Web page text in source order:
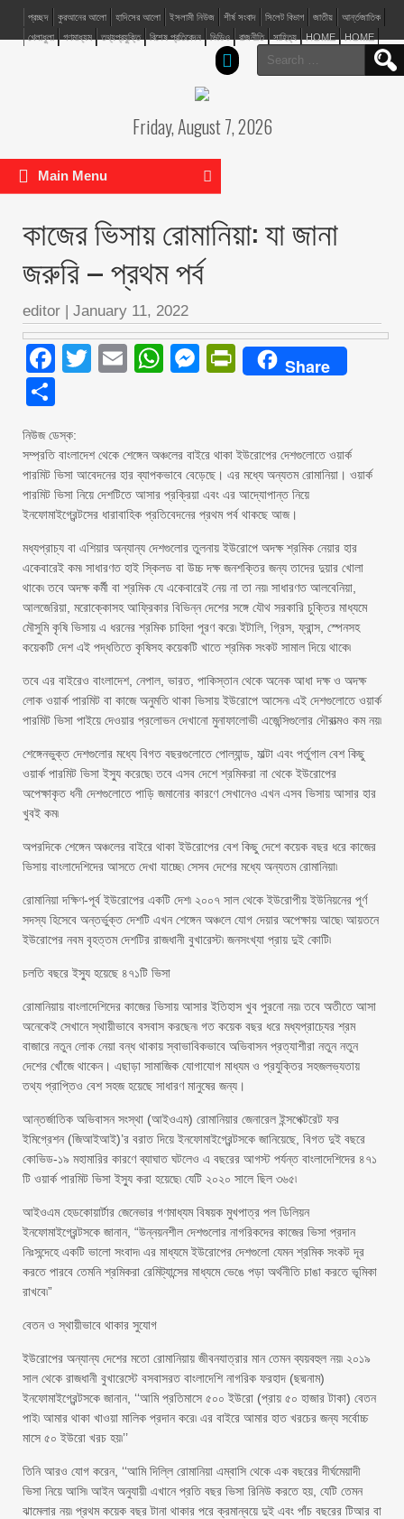
প্রচ্ছদ কুরআনের আলো হাদিসের আলো ইসলামী নিউজ শীর্ষ সংবাদ সিলেট বিভাগ জাতীয়
আর্ন্তজাতিক
খেলাধুলা
গণমাধ্যম তথ্যপ্রযুক্তি বিশেষ প্রতিবেদন ভিডিও রাজনীতি সাহিত্য HOME HOME
Search
for:
Friday, August 7, 2026
Main Menu
কাজের ভিসায় রোমানিয়া: যা জানা
জরুরি – প্রথম পর্ব
editor | January 11, 2022
Facebook
Twitter
EmailWhatsApp
Messenger
PrintFriendly
Share
নিউজ ডেস্ক:
সম্প্রতি বাংলাদেশ থেকে শেঙ্গেন অঞ্চলের বাইরে থাকা ইউরোপের দেশগুলোতে ওয়ার্ক
পারমিট ভিসা আবেদনের হার ব্যাপকভাবে বেড়েছে। এর মধ্যে অন্যতম রোমানিয়া। ওয়ার্ক
পারমিট ভিসা নিয়ে দেশটিতে আসার প্রক্রিয়া এবং এর আদ্যোপান্ত নিয়ে
ইনফোমাইগ্রেন্টসের ধারাবাহিক প্রতিবেদনের প্রথম পর্ব থাকছে আজ।
মধ্যপ্রাচ্য বা এশিয়ার অন্যান্য দেশগুলোর তুলনায় ইউরোপে অদক্ষ শ্রমিক নেয়ার হার
একেবারেই কম৷ সাধারণত হাই স্কিলড বা উচ্চ দক্ষ জনশক্তির জন্য তাদের দুয়ার খোলা
থাকে৷ তবে অদক্ষ কর্মী বা শ্রমিক যে একেবারেই নেয় না তা নয়৷ সাধারণত আলবেনিয়া,
আলজেরিয়া, মরোক্কোসহ আফ্রিকার বিভিন্ন দেশের সঙ্গে যৌথ সরকারি চুক্তির মাধ্যমে
মৌসুমি কৃষি ভিসায় এ ধরনের শ্রমিক চাহিদা পূরণ করে৷ ইটালি, গ্রিস, ফ্রান্স, স্পেনসহ
কয়েকটি দেশ এই পদ্ধতিতে কৃষিসহ কয়েকটি খাতে শ্রমিক সংকট সামাল দিয়ে থাকে৷
তবে এর বাইরেও বাংলাদেশ, নেপাল, ভারত, পাকিস্তান থেকে অনেক আধা দক্ষ ও অদক্ষ
লোক ওয়ার্ক পারমিট বা কাজে অনুমতি থাকা ভিসায় ইউরোপে আসেন৷ এই দেশগুলোতে ওয়ার্ক
পারমিট ভিসা পাইয়ে দেওয়ার প্রলোভন দেখানো মুনাফালোভী এজেন্সিগুলোর দৌরাত্মও কম নয়৷
শেঙ্গেনভুক্ত দেশগুলোর মধ্যে বিগত বছরগুলোতে পোল্যান্ড, মাল্টা এবং পর্তুগাল বেশ কিছু
ওয়ার্ক পারমিট ভিসা ইস্যু করেছে৷ তবে এসব দেশে শ্রমিকরা না থেকে ইউরোপের
অপেক্ষাকৃত ধনী দেশগুলোতে পাড়ি জমানোর কারণে সেখানেও এখন এসব ভিসায় আসার হার
খুবই কম৷
অপরদিকে শেঙ্গেন অঞ্চলের বাইরে থাকা ইউরোপের বেশ কিছু দেশে কয়েক বছর ধরে কাজের
ভিসায় বাংলাদেশিদের আসতে দেখা যাচ্ছে৷ সেসব দেশের মধ্যে অন্যতম রোমানিয়া৷
রোমানিয়া দক্ষিণ-পূর্ব ইউরোপের একটি দেশ৷ ২০০৭ সাল থেকে ইউরোপীয় ইউনিয়নের পূর্ণ
সদস্য হিসেবে অন্তর্ভুক্ত দেশটি এখন শেঙ্গেন অঞ্চলে যোগ দেয়ার অপেক্ষায় আছে৷ আয়তনে
ইউরোপের নবম বৃহত্তম দেশটির রাজধানী বুখারেস্ট৷ জনসংখ্যা প্রায় দুই কোটি৷
চলতি বছরে ইস্যু হয়েছে ৪৭১টি ভিসা
রোমানিয়ায় বাংলাদেশিদের কাজের ভিসায় আসার ইতিহাস খুব পুরনো নয়৷ তবে অতীতে আসা
অনেকেই সেখানে স্থায়ীভাবে বসবাস করছেন৷ গত কয়েক বছর ধরে মধ্যপ্রাচ্যের শ্রম
বাজারে নতুন লোক নেয়া বন্ধ থাকায় স্বাভাবিকভাবে অভিবাসন প্রত্যাশীরা নতুন নতুন
দেশের খোঁজে থাকেন। এছাড়া সামাজিক যোগাযোগ মাধ্যম ও প্রযুক্তির সহজলভ্যতায়
তথ্য প্রাপ্তিও বেশ সহজ হয়েছে সাধারণ মানুষের জন্য।
আন্তর্জাতিক অভিবাসন সংস্থা (আইওএম) রোমানিয়ার জেনারেল ইন্সপেক্টরেট ফর
ইমিগ্রেশন (জিআইআই)’র বরাত দিয়ে ইনফোমাইগ্রেন্টসকে জানিয়েছে, বিগত দুই বছরে
কোভিড-১৯ মহামারির কারণে ব্যাঘাত ঘটলেও এ বছরের আগস্ট পর্যন্ত বাংলাদেশিদের ৪৭১
টি ওয়ার্ক পারমিট ভিসা ইস্যু করা হয়েছে৷ যেটি ২০২০ সালে ছিল ৩৬৫৷
আইওএম হেডকোয়ার্টার জেনেভার গণমাধ্যম বিষয়ক মুখপাত্র পল ডিলিয়ন
ইনফোমাইগ্রেন্টসকে জানান, “উন্নয়নশীল দেশগুলোর নাগরিকদের কাজের ভিসা প্রদান
নিঃসন্দেহে একটি ভালো সংবাদ৷ এর মাধ্যমে ইউরোপের দেশগুলো যেমন শ্রমিক সংকট দূর
করতে পারবে তেমনি শ্রমিকরা রেমিট্যান্সের মাধ্যমে ভেঙে পড়া অর্থনীতি চাঙা করতে ভূমিকা
রাখবে৷”
বেতন ও স্থায়ীভাবে থাকার সুযোগ
ইউরোপের অন্যান্য দেশের মতো রোমানিয়ায় জীবনযাত্রার মান তেমন ব্যয়বহুল নয়৷ ২০১৯
সাল থেকে রাজধানী বুখারেস্টে বসবাসরত বাংলাদেশি নাগরিক ফরহাদ (ছদ্মনাম)
ইনফোমাইগ্রেন্টসকে জানান, ‘‘আমি প্রতিমাসে ৫০০ ইউরো (প্রায় ৫০ হাজার টাকা) বেতন
পাই৷ আমার থাকা খাওয়া মালিক প্রদান করে৷ এর বাইরে আমার হাত খরচের জন্য সর্বোচ্চ
মাসে ৫০ ইউরো খরচ হয়৷’’
তিনি আরও যোগ করেন, ‘‘আমি দিল্লি রোমানিয়া এম্বাসি থেকে এক বছরের দীর্ঘমেয়াদী
ভিসা নিয়ে আসি৷ আইন অনুযায়ী এখানে প্রতি বছর ভিসা রিনিউ করতে হয়, যেটি তেমন
ঝামেলার‍ নয়৷ প্রথম কয়েক বছর টানা থাকার পরে ক্রমান্বয়ে দুই এবং পাঁচ বছরের টিআর বা